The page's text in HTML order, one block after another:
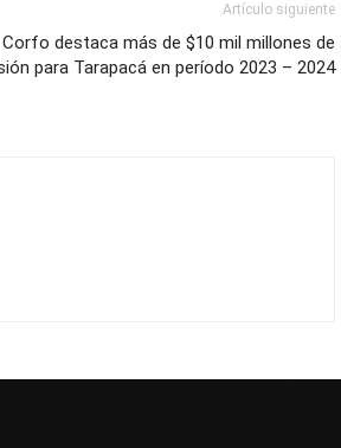
Artículo siguiente
Corfo destaca más de $10 mil millones de
para Tarapacá en período 2023 – 2024